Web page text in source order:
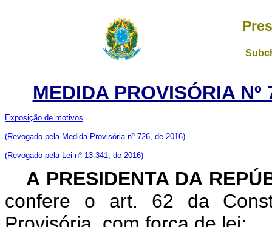
MEDIDA PROVISÓRIA
Exposição de motivos
(Revogado pela Medida Provisória nº 726, de 2016)
(Revogado pela Lei nº 13.341, de 2016)
A PRESIDENTA DA
confere o art. 62 da